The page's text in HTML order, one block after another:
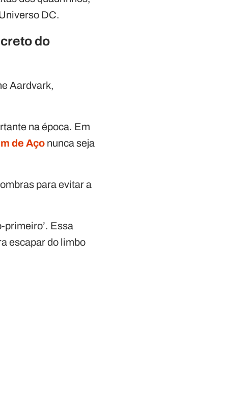
DC.
do
Aardvark,
na época. Em
de Aço nunca seja
para evitar a
primeiro’. Essa
escapar do limbo